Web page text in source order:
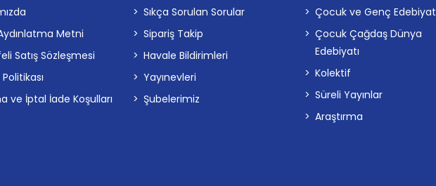
Metni
Satış Sözleşmesi
ve İptal İade Koşulları
Sıkça Sorulan Sorular
Sipariş Takip
Havale Bildirimleri
Yayınevleri
Şubelerimiz
Çocuk ve Genç Edebiyat
Çocuk Çağdaş Dünya
Edebiyatı
Kolektif
Süreli Yayınlar
Araştırma